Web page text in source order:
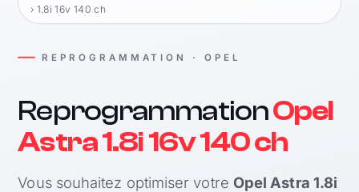
› 1.8i 16v 140 ch
REPROGRAMMATION · OPEL
ReprogrammationOpel
Astra 1.8i 16v 140 ch
Vous souhaitez optimiser votre Opel Astra 1.8i